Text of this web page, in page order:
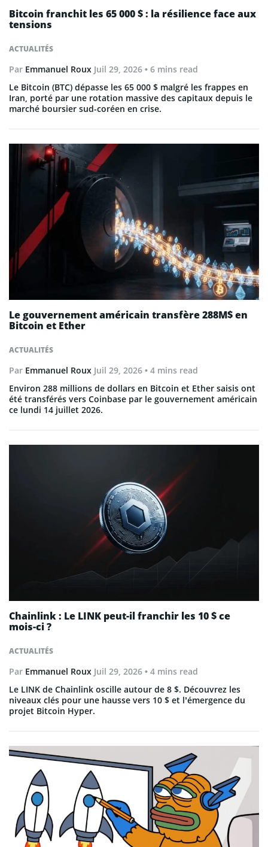
ACTUALITÉS
Bitcoin franchit les 65 000 $ : la résilience face aux
tensions
Par Emmanuel Roux Juil 29, 2026 • 6 mins read
Le Bitcoin (BTC) dépasse les 65 000 $ malgré les frappes en
Iran, porté par une rotation massive des capitaux depuis le
marché boursier sud-coréen en crise.
ACTUALITÉS
Le gouvernement américain transfère 288M$ en
Bitcoin et Ether
Par Emmanuel Roux Juil 29, 2026 • 4 mins read
Environ 288 millions de dollars en Bitcoin et Ether saisis ont
été transférés vers Coinbase par le gouvernement américain
ce lundi 14 juillet 2026.
ACTUALITÉS
Chainlink : Le LINK peut-il franchir les 10 $ ce
mois-ci ?
Par Emmanuel Roux Juil 29, 2026 • 4 mins read
Le LINK de Chainlink oscille autour de 8 $. Découvrez les
niveaux clés pour une hausse vers 10 $ et l’émergence du
projet Bitcoin Hyper.